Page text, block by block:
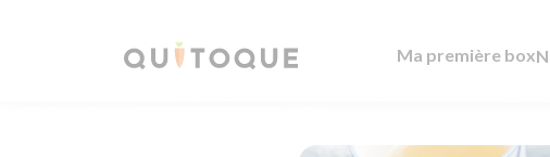
Ma première box